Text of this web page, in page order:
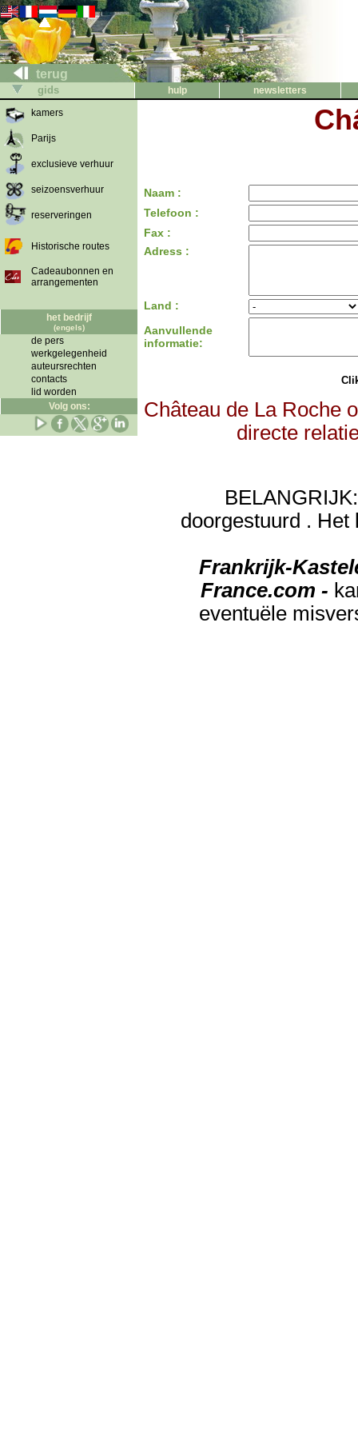
terug
gids hulp
newsletters
kamers
Parijs
exclusieve verhuur
seizoensverhuur
reserveringen
Historische routes
Cadeaubonnen en
arrangementen
het bedrijf
(engels)
de pers
werkgelegenheid
auteursrechten
contacts
lid worden
Volg ons:
Naam :
Telefoon :
Fax :
Adress :
Land :
Aanvullende
informatie:
Château de La Roche
directe
doorgestuurd . Het
Frankrijk-
France.com -
eventuële